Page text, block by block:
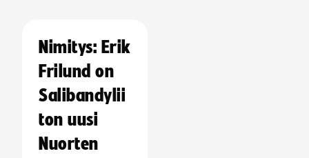
Nimitys: Erik
Frilund on
Salibandylii
ton uusi
Nuorten